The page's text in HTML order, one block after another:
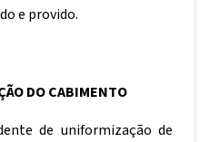
e provido.
DO CABIMENTO
de uniformização de